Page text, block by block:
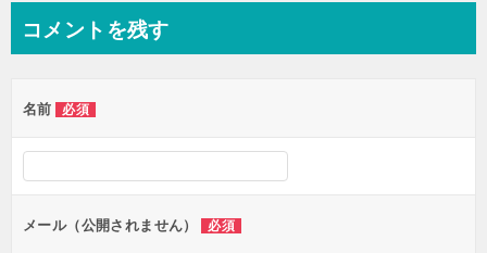
ビ
ー
シ
ョ
ン
コメントを残す
名前 必須
メール（公開されません） 必須